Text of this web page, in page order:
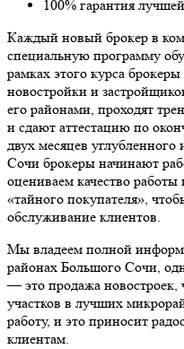
100% гарантия
Каждый новый брокер в
специальную программу
рамках этого курса
новостройки и
его районами, проходят
и сдают аттестацию по
двух месяцев
Сочи брокеры начинают
оцениваем качество
«тайного покупателя»,
обслуживание клиентов.
Мы владеем полной
районах Большого Сочи,
— это продажа новостроек,
участков в лучших
работу, и это приносит
клиентам.